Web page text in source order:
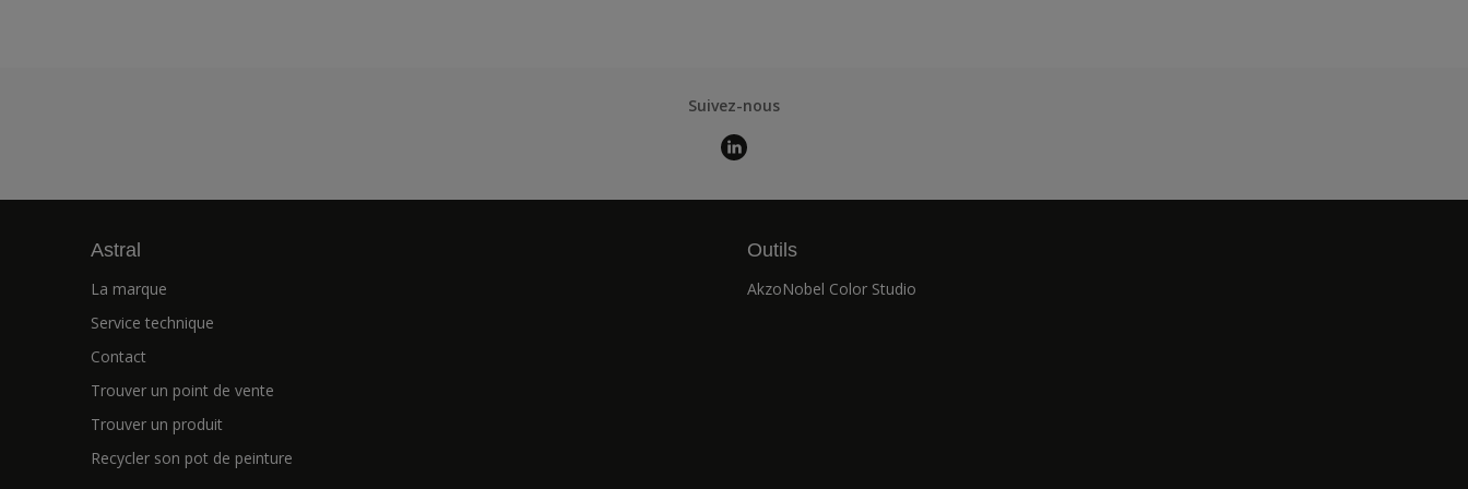
Suivez-nous
Astral
La marque
Service technique
Contact
Trouver un point de vente
Trouver un produit
Recycler son pot de peinture
Outils
AkzoNobel Color Studio